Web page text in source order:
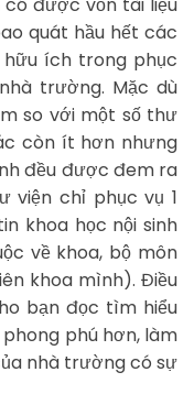
được vốn tài liệu
quát hầu hết các
ích trong phục
trường. Mặc dù
so với một số thư
còn ít hơn nhưng
đều được đem ra
viện chỉ phục vụ 1
khoa học nội sinh
về khoa, bộ môn
khoa mình). Điều
bạn đọc tìm hiểu
phú hơn, làm
nhà trường có sự